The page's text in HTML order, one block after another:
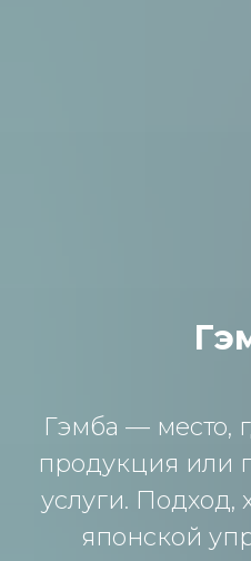
Гэмба — место,
продукция или
услуги. Подход,
японской